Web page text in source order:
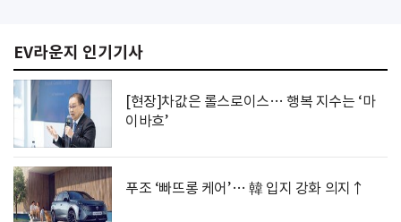
EV라운지 인기기사
[현장]차값은 롤스로이스… 행복 지수는 ‘마
이바흐’
푸조 ‘빠뜨롱 케어’… 韓 입지 강화 의지↑